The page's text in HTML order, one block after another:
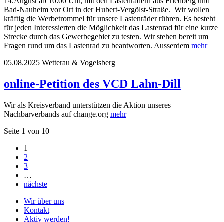
Bad-Nauheim vor Ort in der Hubert-Vergölst-Straße. Wir wollen
kräftig die Werbetrommel für unsere Lastenräder rühren. Es besteht
für jeden Interessierten die Möglichkeit das Lastenrad für eine kurze
Strecke durch das Gewerbegebiet zu testen. Wir stehen bereit um
Fragen rund um das Lastenrad zu beantworten. Ausserdem mehr
05.08.2025 Wetterau & Vogelsberg
online-Petition des VCD Lahn-Dill
Wir als Kreisverband unterstützen die Aktion unseres
Nachbarverbands auf change.org mehr
Seite 1 von 10
1
2
3
…
nächste
Wir über uns
Kontakt
Aktiv werden!